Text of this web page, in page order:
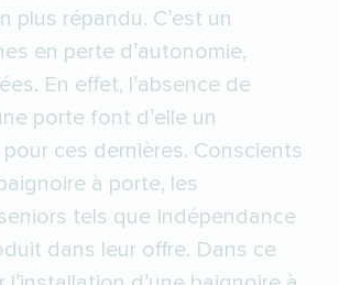
répandu. C’est un
en perte d’autonomie,
En effet, l’absence de
porte font d’elle un
ces dernières. Conscients
à porte, les
tels que Indépendance
dans leur offre. Dans ce